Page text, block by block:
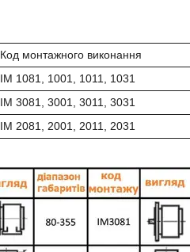
Код монтажного виконання
IM 1081, 1001, 1011, 1031
IM 3081, 3001, 3011, 3031
IM 2081, 2001, 2011, 2031